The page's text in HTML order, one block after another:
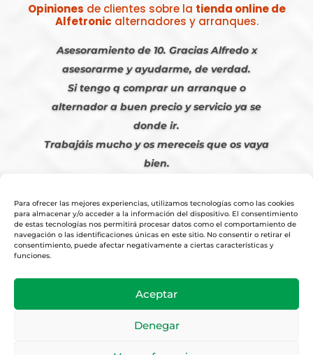
Para ofrecer las mejores experiencias, utilizamos tecnologías como las cookies
para almacenar y/o acceder a la información del dispositivo. El consentimiento
de estas tecnologías nos permitirá procesar datos como el comportamiento de
navegación o las identificaciones únicas en este sitio. No consentir o retirar el
consentimiento, puede afectar negativamente a ciertas características y
funciones.
Aceptar
Denegar
Opiniones de clientes sobre la tienda online de
Alfetronic alternadores y arranques.
Asesoramiento de 10. Gracias Alfredo x
asesorarme y ayudarme, de verdad.
Si tengo q comprar un arranque o
alternador a buen precio y servicio ya se
donde ir.
Trabajáis mucho y os mereceis que os vaya
bien.
Condiciones Venta Online
Diseño y Posicionamiento Web,Agencia web-espana.es